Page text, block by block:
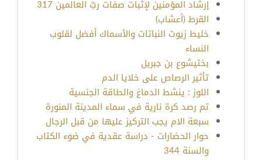
إرشاد المؤمنين لإثبات صفات ربّ العالمين 317
القرط (أعشاب)
خليط زيوت النباتات والأسماك أفضل لقلوب
النساء
بختيشوع بن جبريل
تأثير الرصاص على خلايا الدم
اللوز : ينشط الدماغ والطاقة الجنسية
تم رصد كرة نارية في سماء المدينة المنورة
سبعة الام يجب التركيز عليها من قبل الرجال
حوار الحضارات - دراسة عقدية في ضوء الكتاب
والسنة 344